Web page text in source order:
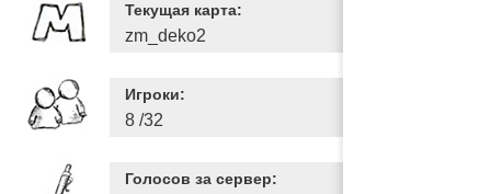
Текущая карта:
zm_deko2
Игроки:
8 /32
Голосов за сервер: